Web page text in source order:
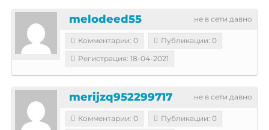
не в сети давно
melodeed55
Комментарии: 0
Публикации: 0
Регистрация: 18-04-2021
не в сети давно
merijzq952299717
Комментарии: 0
Публикации: 0